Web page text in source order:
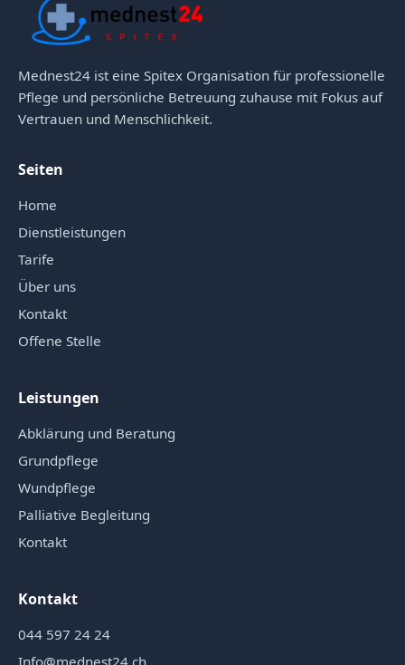
Mednest24 ist eine Spitex Organisation für professionelle
Pflege und persönliche Betreuung zuhause mit Fokus auf
Vertrauen und Menschlichkeit.
Seiten
Home
Dienstleistungen
Tarife
Über uns
Kontakt
Offene Stelle
Leistungen
Abklärung und Beratung
Grundpflege
Wundpflege
Palliative Begleitung
Kontakt
Kontakt
044 597 24 24